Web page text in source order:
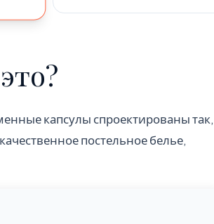
капсулы спроектированы так,
постельное белье,